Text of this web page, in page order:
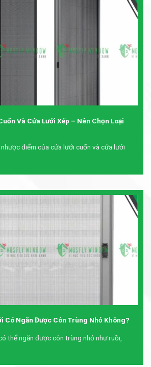
Và Cửa Lưới Xếp – Nên Chọn Loại
điểm của cửa lưới cuốn và cửa lưới
Có Ngăn Được Côn Trùng Nhỏ Không?
thể ngăn được côn trùng nhỏ như ruồi,